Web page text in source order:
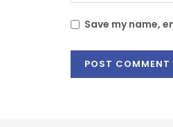
Save my name,